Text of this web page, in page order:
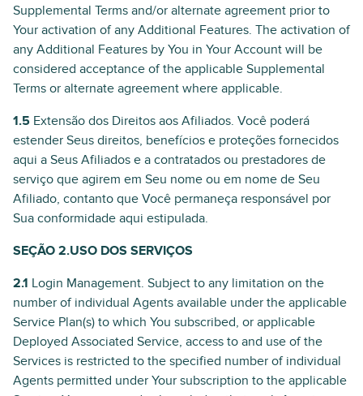
Supplemental Terms and/or alternate agreement prior to
Your activation of any Additional Features. The activation of
any Additional Features by You in Your Account will be
considered acceptance of the applicable Supplemental
Terms or alternate agreement where applicable.
1.5 Extensão dos Direitos aos Afiliados. Você poderá
estender Seus direitos, benefícios e proteções fornecidos
aqui a Seus Afiliados e a contratados ou prestadores de
serviço que agirem em Seu nome ou em nome de Seu
Afiliado, contanto que Você permaneça responsável por
Sua conformidade aqui estipulada.
SEÇÃO 2.USO DOS SERVIÇOS
2.1 Login Management. Subject to any limitation on the
number of individual Agents available under the applicable
Service Plan(s) to which You subscribed, or applicable
Deployed Associated Service, access to and use of the
Services is restricted to the specified number of individual
Agents permitted under Your subscription to the applicable